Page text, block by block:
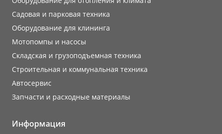
Садовая и парковая техника
Оборудование для клининга
Мотопомпы и насосы
Складская и грузоподъемная техника
Строительная и коммунальная техника
Автосервис
Запчасти и расходные материалы
Информация